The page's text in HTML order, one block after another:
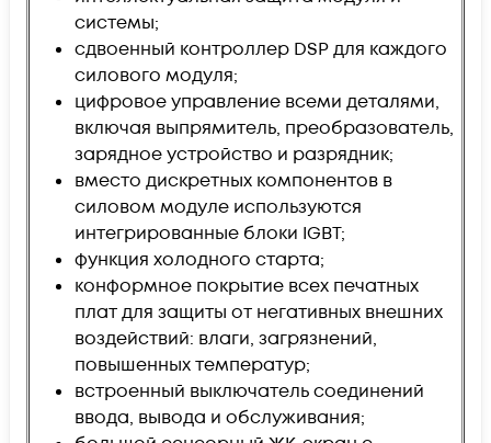
системы;
сдвоенный контроллер DSP для каждого
силового модуля;
цифровое управление всеми деталями,
включая выпрямитель, преобразователь,
зарядное устройство и разрядник;
вместо дискретных компонентов в
силовом модуле используются
интегрированные блоки IGBT;
функция холодного старта;
конформное покрытие всех печатных
плат для защиты от негативных внешних
воздействий: влаги, загрязнений,
повышенных температур;
встроенный выключатель соединений
ввода, вывода и обслуживания;